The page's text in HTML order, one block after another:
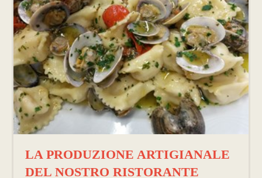
LA PRODUZIONE ARTIGIANALE
DEL NOSTRO RISTORANTE